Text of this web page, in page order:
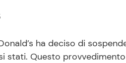
ha deciso di
stati. Questo provvedimento